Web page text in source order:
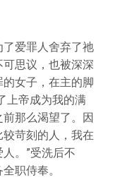
爱罪人舍弃了祂
思议，也被深深
女子，在主的脚
上帝成为我的满
那么渴望了。因
苛刻的人，我在
。”受洗后不
职侍奉。